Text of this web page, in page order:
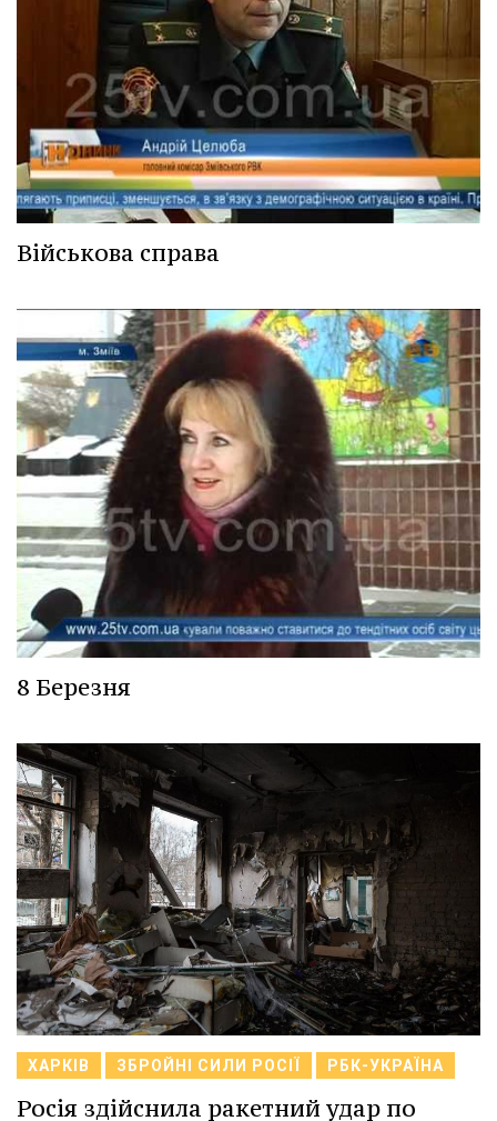
Військова справа
8 Березня
ХАРКІВ ЗБРОЙНІ СИЛИ РОСІЇ РБК-УКРАЇНА
Росія здійснила ракетний удар по